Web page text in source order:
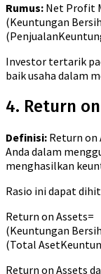
Rumus: Net Profit
(Keuntungan
(Penjualan
Investor tertarik
baik usaha dalam
4. Return
Definisi: Return on
Anda dalam
menghasilkan
Rasio ini dapat
Return on Assets=
(Keuntungan
(Total Aset
Return on Assets